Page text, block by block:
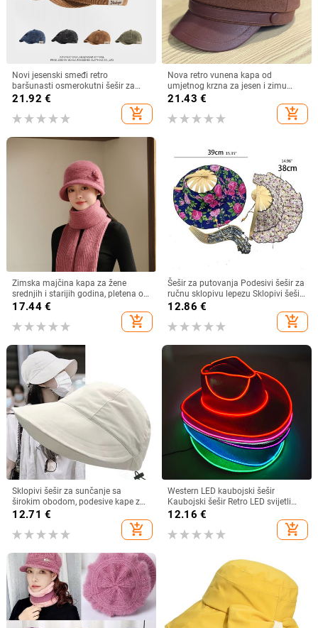
Novi jesenski smeđi retro
baršunasti osmerokutni šešir za
muškarce i žene, nošen unatrag s
beretkom, univerzalni šešir u jednoj
boji za jesen i zimu
21.92 €
add_shopping_cart
Nova retro vunena kapa od
umjetnog krzna za jesen i zimu
2025. za žene, britanski
osmerokutni ravni cilindar za
književna putovanja
21.43 €
add_shopping_cart
Zimska majčina kapa za žene
srednjih i starijih godina, pletena od
zečjeg krzna, otporna na hladnoću,
topla, vunena kapa plus baršunasta
kapa za umivaonik
17.44€
add_shopping_cart
Šešir za putovanja Podesivi šešir za
ručnu sklopivu lepezu Sklopivi šešir
od bambusa i lepeza Ljetna plaža
12.86 €
add_shopping_cart
Sklopivi šešir za sunčanje sa
širokim obodom, podesive kape za
muškarce, žene, šeširi za plažu,
ljetni brzosušeći viziri, ribarska kapa
12.71 €
add_shopping_cart
Western LED kaubojski šešir
Kaubojski šešir Retro LED svijetli
obod Jazz cilindar Svjetleći
mladenkin šešir Cosplay kostim
Kaubojsko odijelo za žene
12.16 €
add_shopping_cart